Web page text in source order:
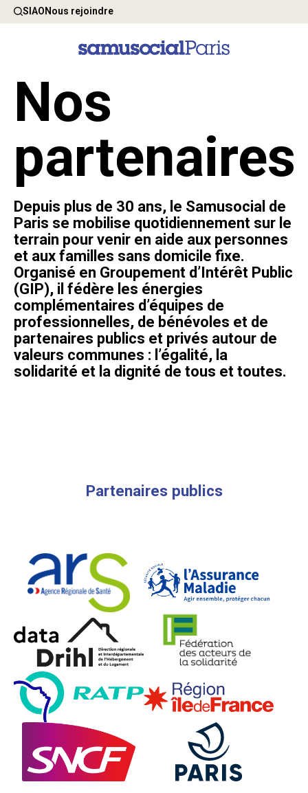
SIAONous rejoindre
Nos
partenaires
Depuis plus de 30 ans, le Samusocial de
Paris se mobilise quotidiennement sur le
terrain pour venir en aide aux personnes
et aux familles sans domicile fixe.
Organisé en Groupement d’Intérêt Public
(GIP), il fédère les énergies
complémentaires d’équipes de
professionnelles, de bénévoles et de
partenaires publics et privés autour de
valeurs communes : l’égalité, la
solidarité et la dignité de tous et toutes.
Partenaires publics